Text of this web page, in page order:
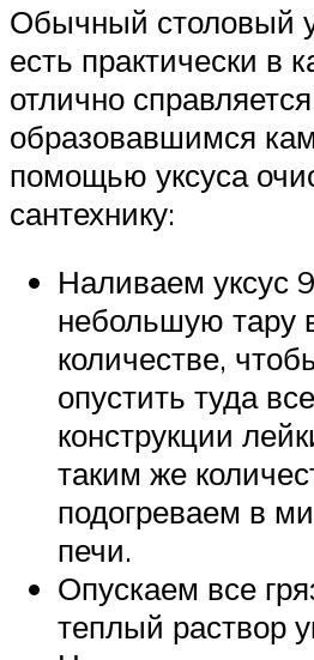
Обычный столовый
есть практически в
отлично
образовавшимся
помощью уксуса
сантехнику:
Наливаем уксус
небольшую тару
количестве,
опустить туда
конструкции
таким же
подогреваем в
печи.
Опускаем все
теплый раствор